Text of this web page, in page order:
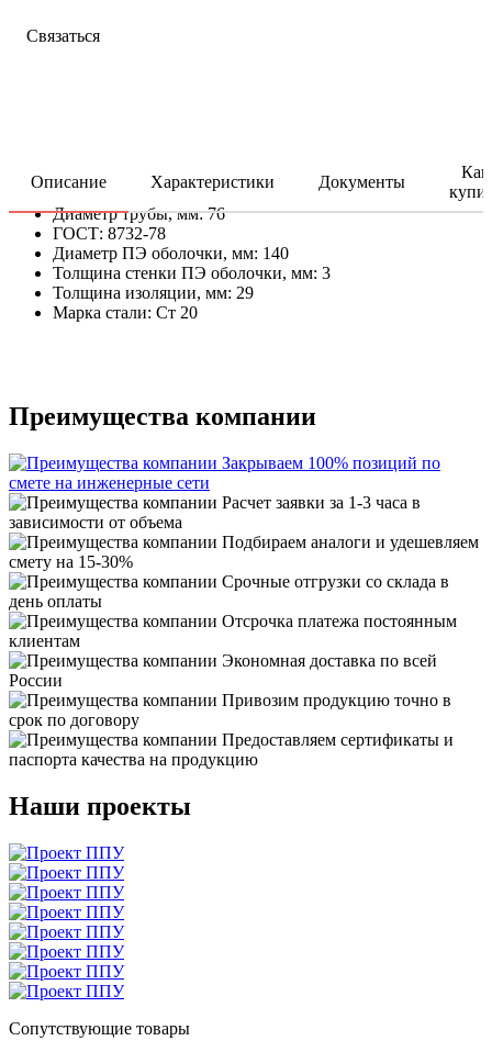
Связаться
Описание Характеристики Документы
Как
Диаметр трубы, мм: 76
ГОСТ: 8732-78
Диаметр ПЭ оболочки, мм: 140
Толщина стенки ПЭ оболочки, мм: 3
Толщина изоляции, мм: 29
Марка стали: Ст 20
Преимущества компании
Закрываем 100% позиций по
смете на инженерные сети
Расчет заявки за 1-3 часа в
зависимости от объема
Подбираем аналоги и удешевляем
смету на 15-30%
Срочные отгрузки со склада в
день оплаты
Отсрочка платежа постоянным
клиентам
Экономная доставка по всей
России
Привозим продукцию точно в
срок по договору
Предоставляем сертификаты и
паспорта качества на продукцию
Наши проекты
Сопутствующие товары